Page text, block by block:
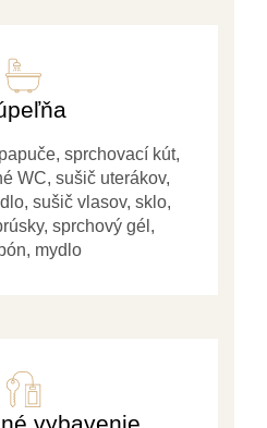
sprchovací kút,
WC, sušič uterákov,
sušič vlasov, sklo,
sprchový gél,
mydlo